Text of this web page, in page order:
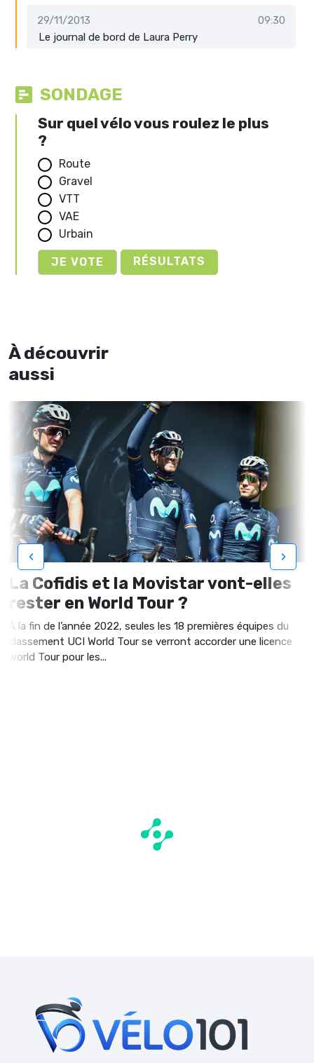
29/11/2013
09:30
Le journal de bord de Laura Perry
SONDAGE
Sur quel vélo vous roulez le plus
?
Route
Gravel
VTT
VAE
Urbain
RÉSULTATS
À découvrir
aussi
La Cofidis et la Movistar vont-elles
rester en World Tour ?
À la fin de l’année 2022, seules les 18 premières équipes du
classement UCI World Tour se verront accorder une licence
world Tour pour les...
‹ ›